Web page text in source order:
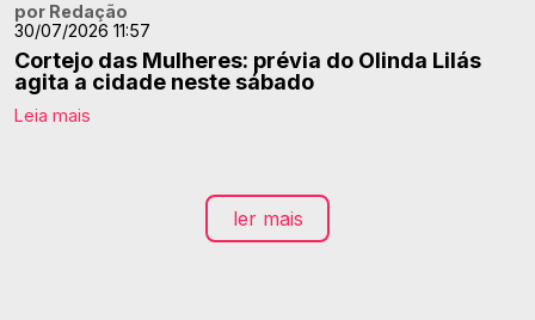
por Redação
30/07/2026 11:57
Cortejo das Mulheres: prévia do Olinda Lilás
agita a cidade neste sábado
Leia mais
ler mais